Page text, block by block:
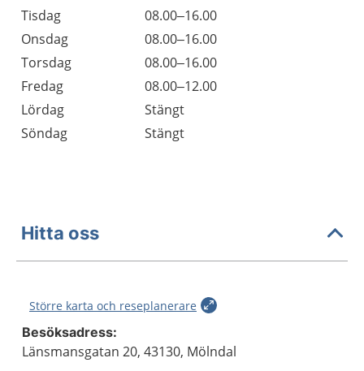
Tisdag
08.00–16.00
Onsdag
08.00–16.00
Torsdag
08.00–16.00
Fredag
08.00–12.00
Lördag
Stängt
Söndag
Stängt
Hitta oss
Större karta och reseplanerare
Besöksadress:
Länsmansgatan 20, 43130, Mölndal